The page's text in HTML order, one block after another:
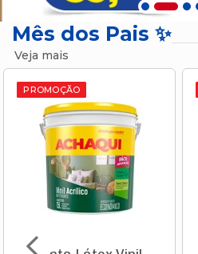
Mês dos Pais ✨
Veja mais
PROMOÇÃO